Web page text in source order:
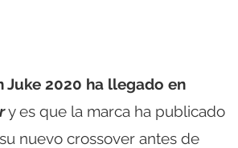
Juke 2020 ha llegado en
y es que la marca ha publicado
nuevo crossover antes de